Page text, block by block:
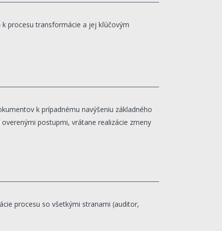
procesu transformácie a jej kľúčovým
k prípadnému navýšeniu základného
postupmi, vrátane realizácie zmeny
procesu so všetkými stranami (auditor,